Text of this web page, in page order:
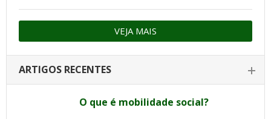
VEJA MAIS
ARTIGOS RECENTES
O que é mobilidade social?